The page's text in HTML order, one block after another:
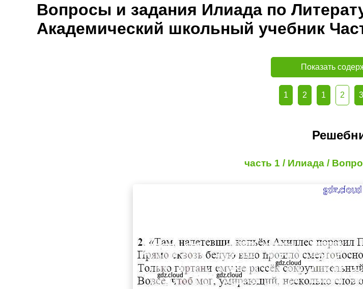
Вопросы и задания Илиада по
Академический школьный учебник
Показать
1 2 1 2 3
часть 1 / Илиада /